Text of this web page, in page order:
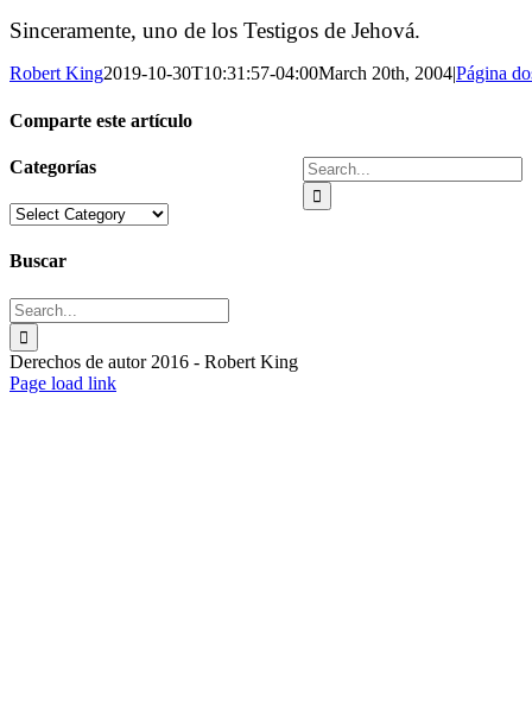
Sinceramente, uno de los Testigos de Jehová.
Robert King2019-10-30T10:31:57-04:00March 20th, 2004|Página
Comparte este artículo
Facebook
X
Reddit
Tumblr
Pinterest
Vk
Email
Search
for:
Categorías
Categorías
Buscar
Search
for:
Derechos de autor 2016 - Robert King
Toggle
Page load link